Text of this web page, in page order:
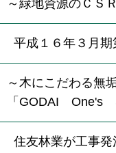
～緑地資源のＣＳ
平成１６年３月期
～木にこだわる無
「GODAI One's
住友林業が工事